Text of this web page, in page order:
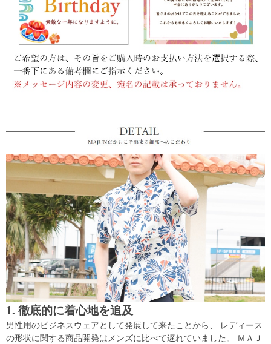
1. 徹底的に着心地を追及
男性用のビジネスウェアとして発展して来たことから、 レディース
の形状に関する商品開発はメンズに比べて遅れていました。 ＭＡＪ